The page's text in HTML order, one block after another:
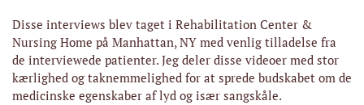
Disse interviews blev taget i Rehabilitation Center &
Nursing Home på Manhattan, NY med venlig tilladelse fra
de interviewede patienter. Jeg deler disse videoer med stor
kærlighed og taknemmelighed for at sprede budskabet om de
medicinske egenskaber af lyd og især sangskåle.